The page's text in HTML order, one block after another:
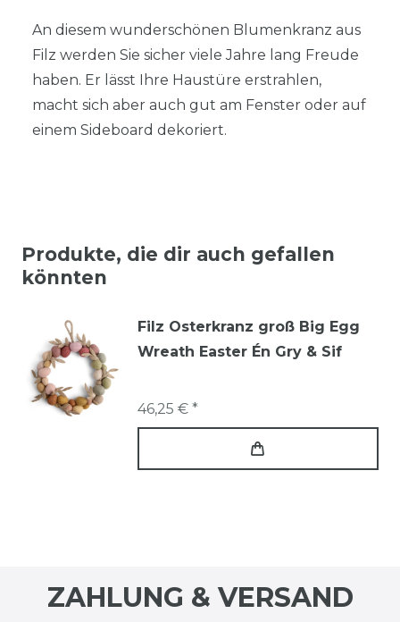
An diesem wunderschönen Blumenkranz aus
Filz werden Sie sicher viele Jahre lang Freude
haben. Er lässt Ihre Haustüre erstrahlen,
macht sich aber auch gut am Fenster oder auf
einem Sideboard dekoriert.
Produkte, die dir auch gefallen
könnten
Filz Osterkranz groß Big Egg
Wreath Easter Én Gry & Sif
46,25 € *
ZAHLUNG & VERSAND